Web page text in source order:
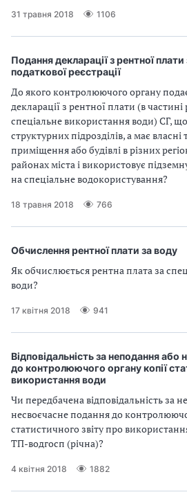
31 травня 2018 1106
Подання декларації з рентної
податкової реєстрації
До якого контролюючого органу
декларації з рентної плати (в
спеціальне використання води) СГ,
структурних підрозділів, а має
приміщення або будівлі в різних
районах міста і використовує
на спеціальне водокористування?
18 травня 2018 766
Обчислення рентної плати за воду
Як обчислюється рентна плата за
води?
17 квітня 2018 941
Відповідальність за неподання або
до контролюючого органу копії
використання води
Чи передбачена відповідальність за
несвоєчасне подання до
статистичного звіту про
ТП-водгосп (річна)?
4 квітня 2018 1882